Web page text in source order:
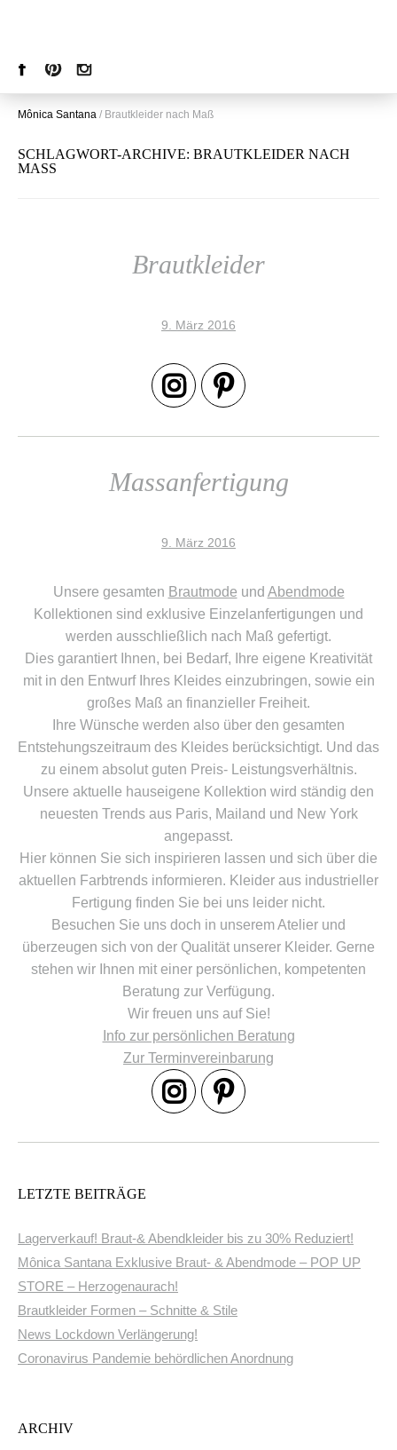
Mônica Santana / Brautkleider nach Maß
SCHLAGWORT-ARCHIVE: BRAUTKLEIDER NACH
MASS
Brautkleider
9. März 2016
Massanfertigung
9. März 2016
Unsere gesamten Brautmode und Abendmode
Kollektionen sind exklusive Einzelanfertigungen und
werden ausschließlich nach Maß gefertigt.
Dies garantiert Ihnen, bei Bedarf, Ihre eigene Kreativität
mit in den Entwurf Ihres Kleides einzubringen, sowie ein
großes Maß an finanzieller Freiheit.
Ihre Wünsche werden also über den gesamten
Entstehungszeitraum des Kleides berücksichtigt. Und das
zu einem absolut guten Preis- Leistungsverhältnis.
Unsere aktuelle hauseigene Kollektion wird ständig den
neuesten Trends aus Paris, Mailand und New York
angepasst.
Hier können Sie sich inspirieren lassen und sich über die
aktuellen Farbtrends informieren. Kleider aus industrieller
Fertigung finden Sie bei uns leider nicht.
Besuchen Sie uns doch in unserem Atelier und
überzeugen sich von der Qualität unserer Kleider. Gerne
stehen wir Ihnen mit einer persönlichen, kompetenten
Beratung zur Verfügung.
Wir freuen uns auf Sie!
Info zur persönlichen Beratung
Zur Terminvereinbarung
LETZTE BEITRÄGE
Lagerverkauf! Braut-& Abendkleider bis zu 30% Reduziert!
Mônica Santana Exklusive Braut- & Abendmode – POP UP
STORE – Herzogenaurach!
Brautkleider Formen – Schnitte & Stile
News Lockdown Verlängerung!
Coronavirus Pandemie behördlichen Anordnung
ARCHIV